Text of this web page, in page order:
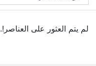
لم يتم العثور على العناصر!.